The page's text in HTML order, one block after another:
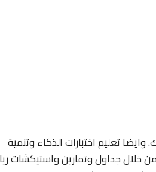
تعليم اختبارات الذكاء وتنمية
خلال جداول وتمارين واستيكشات